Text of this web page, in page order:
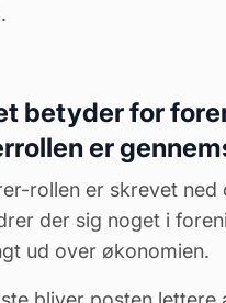
betyder for
er
rollen er skrevet ned
der sig noget i
ud over økonomien.